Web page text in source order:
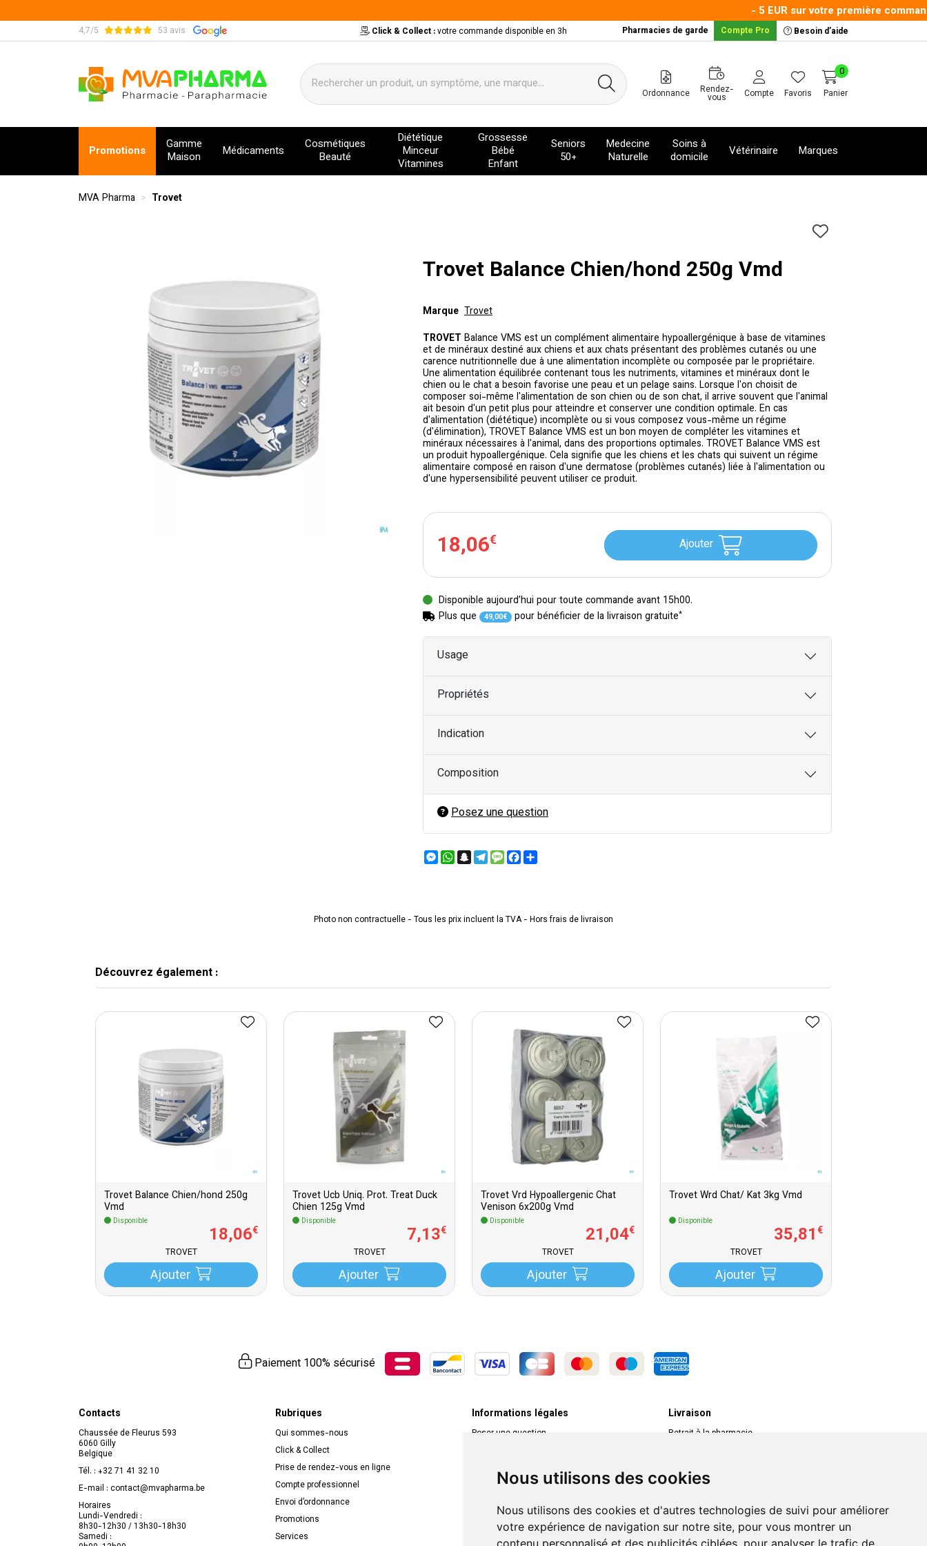
Nous utilisons des cookies
Nous utilisons des cookies et d'autres technologies de suivi pour améliorer
votre expérience de navigation sur notre site, pour vous montrer un
contenu personnalisé et des publicités ciblées, pour analyser le trafic de
- 5 EUR sur votre première
4,7/5 53 avis Click & Collect :votre commande disponible en 3h Pharmacies de garde Compte Pro Besoin d’aide
MVA Pharma Votre pharmacie en ligne à votre service Ordonnance Rendez-
vous Compte Favoris Panier
0
Promotions
Gamme
Maison
Médicaments
Cosmétiques
Beauté
Diététique
Minceur
Vitamines
Grossesse
Bébé
Enfant
Seniors
50+
Medecine
Naturelle
Soins à
domicile
Vétérinaire Marques
MVA Pharma Trovet
Trovet Balance Chien/hond 250g Vmd
Marque Trovet
TROVET Balance VMS est un complément alimentaire hypoallergénique à base de vitamines
et de minéraux destiné aux chiens et aux chats présentant des problèmes cutanés ou une
carence nutritionnelle due à une alimentation incomplète ou composée par le propriétaire.
Une alimentation équilibrée contenant tous les nutriments, vitamines et minéraux dont le
chien ou le chat a besoin favorise une peau et un pelage sains. Lorsque l'on choisit de
composer soi-même l'alimentation de son chien ou de son chat, il arrive souvent que l'animal
ait besoin d'un petit plus pour atteindre et conserver une condition optimale. En cas
d'alimentation (diététique) incomplète ou si vous composez vous-même un régime
(d'élimination), TROVET Balance VMS est un bon moyen de compléter les vitamines et
minéraux nécessaires à l'animal, dans des proportions optimales. TROVET Balance VMS est
un produit hypoallergénique. Cela signifie que les chiens et les chats qui suivent un régime
alimentaire composé en raison d'une dermatose (problèmes cutanés) liée à l'alimentation ou
d'une hypersensibilité peuvent utiliser ce produit.
18,06€ Ajouter
Disponible aujourd’hui pour toute commande avant 15h00.
Plus que
49,00€ pour bénéficier de la livraison gratuite*
Usage
Propriétés
Indication
Composition
Posez une question
Messenger
WhatsApp
Snapchat
Telegram
MessageFacebook
Photo non contractuelle - Tous les prix incluent la TVA - Hors frais de livraison
Découvrez également :
Trovet Balance Chien/hond 250g
Vmd
Disponible
18,06€
TROVET
Ajouter
Trovet Ucb Uniq. Prot. Treat Duck
Chien 125g Vmd
Disponible
7,13€
TROVET
Ajouter
Trovet Vrd Hypoallergenic Chat
Venison 6x200g Vmd
Disponible
21,04€
TROVET
Ajouter
Trovet Wrd Chat/ Kat 3kg Vmd
Disponible
35,81€
TROVET
Ajouter
Paiement 100% sécurisé
Contacts
Chaussée de Fleurus 593
6060 Gilly
Belgique
Tél. : +32 71 41 32 10
E-mail : contact@mvapharma.be
Horaires
Lundi-Vendredi :
8h30-12h30 / 13h30-18h30
Samedi :
Rubriques
Qui sommes-nous
Click & Collect
Prise de rendez-vous en ligne
Compte professionnel
Envoi d’ordonnance
Promotions
Services
Informations légales
Poser une question
Mes préférences Cookies
Livraison
Retrait à la pharmacie
Livraison dans un Point Relais